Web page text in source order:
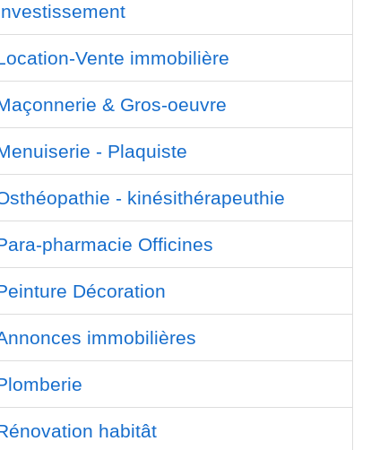
Vente immobilière
& Gros-oeuvre
- Plaquiste
- kinésithérapeuthie
pharmacie Officines
Décoration
immobilières
habitât